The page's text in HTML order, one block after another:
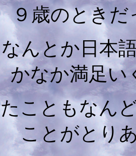
９歳のときだ
んとか日本
かなか満足い
こともなん
ことがとり